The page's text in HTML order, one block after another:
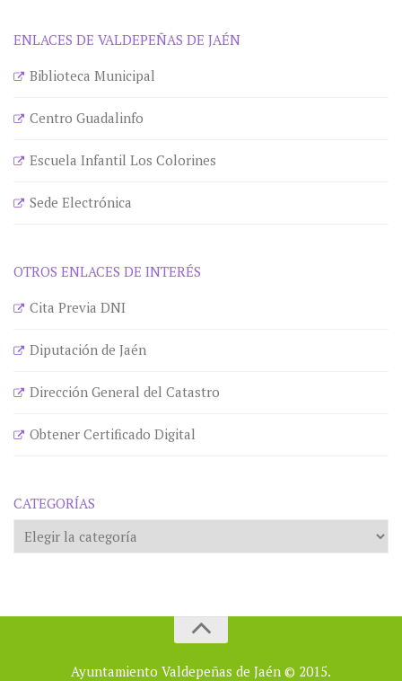
ENLACES DE VALDEPEÑAS DE JAÉN
Biblioteca Municipal
Centro Guadalinfo
Escuela Infantil Los Colorines
Sede Electrónica
OTROS ENLACES DE INTERÉS
Cita Previa DNI
Diputación de Jaén
Dirección General del Catastro
Obtener Certificado Digital
CATEGORÍAS
Categorías
Ayuntamiento Valdepeñas de Jaén © 2015.